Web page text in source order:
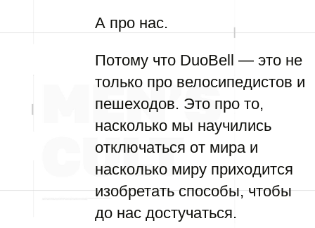
А про нас.
Потому что DuoBell — это не
только про велосипедистов и
пешеходов. Это про то,
насколько мы научились
отключаться от мира и
насколько миру приходится
изобретать способы, чтобы
до нас достучаться.